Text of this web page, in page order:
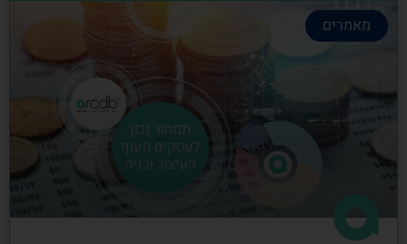
מאמרים